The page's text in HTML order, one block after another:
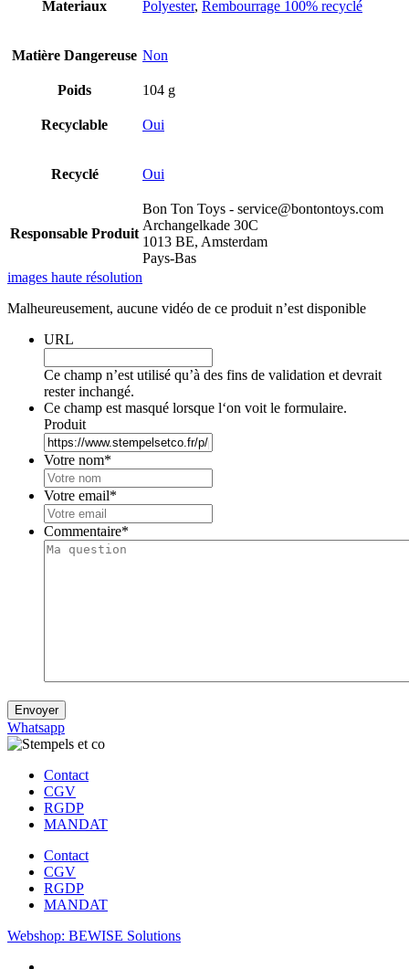
Materiaux Polyester, Rembourrage 100% recyclé
Matière Dangereuse Non
Poids 104 g
Recyclable Oui
Recyclé Oui
Responsable Produit
Bon Ton Toys - service@bontontoys.com
Archangelkade 30C
1013 BE, Amsterdam
Pays-Bas
images haute résolution
Malheureusement, aucune vidéo de ce produit n’est disponible
URL
Ce champ n’est utilisé qu’à des fins de validation et devrait
rester inchangé.
Ce champ est masqué lorsque l‘on voit le formulaire.
Produit
Votre nom*
Votre email*
Commentaire*
Envoyer
Whatsapp
Contact
CGV
RGDP
MANDAT
Contact
CGV
RGDP
MANDAT
Webshop: BEWISE Solutions